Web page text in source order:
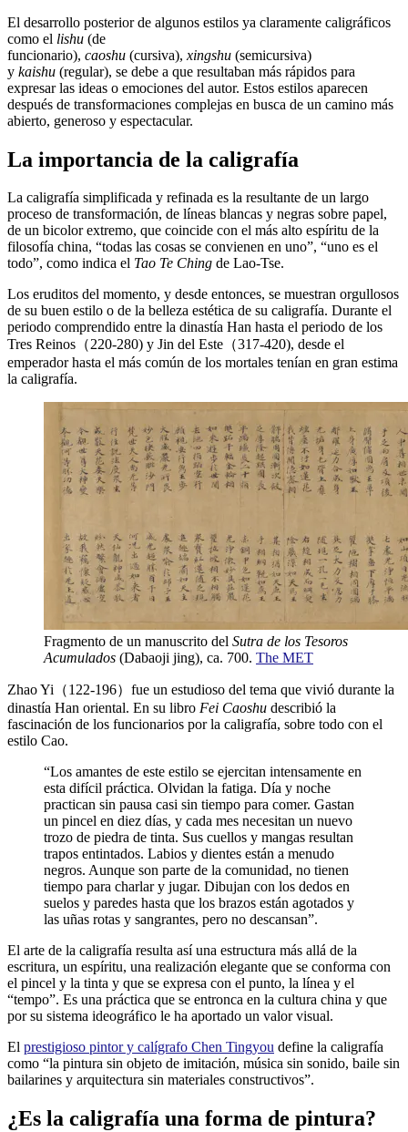
El desarrollo posterior de algunos estilos ya claramente caligráficos
como el lishu (de
funcionario), caoshu (cursiva), xingshu (semicursiva)
y kaishu (regular), se debe a que resultaban más rápidos para
expresar las ideas o emociones del autor. Estos estilos aparecen
después de transformaciones complejas en busca de un camino más
abierto, generoso y espectacular.
La importancia de la caligrafía
La caligrafía simplificada y refinada es la resultante de un largo
proceso de transformación, de líneas blancas y negras sobre papel,
de un bicolor extremo, que coincide con el más alto espíritu de la
filosofía china, “todas las cosas se convienen en uno”, “uno es el
todo”, como indica el Tao Te Ching de Lao-Tse.
Los eruditos del momento, y desde entonces, se muestran orgullosos
de su buen estilo o de la belleza estética de su caligrafía. Durante el
periodo comprendido entre la dinastía Han hasta el periodo de los
Tres Reinos（220-280) y Jin del Este（317-420), desde el
emperador hasta el más común de los mortales tenían en gran estima
la caligrafía.
Fragmento de un manuscrito del Sutra de los Tesoros
Acumulados (Dabaoji jing), ca. 700. The MET
Zhao Yi（122-196）fue un estudioso del tema que vivió durante la
dinastía Han oriental. En su libro Fei Caoshu describió la
fascinación de los funcionarios por la caligrafía, sobre todo con el
estilo Cao.
“Los amantes de este estilo se ejercitan intensamente en
esta difícil práctica. Olvidan la fatiga. Día y noche
practican sin pausa casi sin tiempo para comer. Gastan
un pincel en diez días, y cada mes necesitan un nuevo
trozo de piedra de tinta. Sus cuellos y mangas resultan
trapos entintados. Labios y dientes están a menudo
negros. Aunque son parte de la comunidad, no tienen
tiempo para charlar y jugar. Dibujan con los dedos en
suelos y paredes hasta que los brazos están agotados y
las uñas rotas y sangrantes, pero no descansan”.
El arte de la caligrafía resulta así una estructura más allá de la
escritura, un espíritu, una realización elegante que se conforma con
el pincel y la tinta y que se expresa con el punto, la línea y el
“tempo”. Es una práctica que se entronca en la cultura china y que
por su sistema ideográfico le ha aportado un valor visual.
El prestigioso pintor y calígrafo Chen Tingyou define la caligrafía
como “la pintura sin objeto de imitación, música sin sonido, baile sin
bailarines y arquitectura sin materiales constructivos”.
¿Es la caligrafía una forma de pintura?